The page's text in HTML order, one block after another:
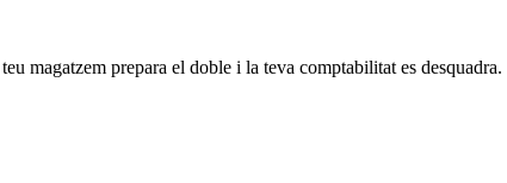
magatzem prepara el doble i la teva comptabilitat es desquadra.